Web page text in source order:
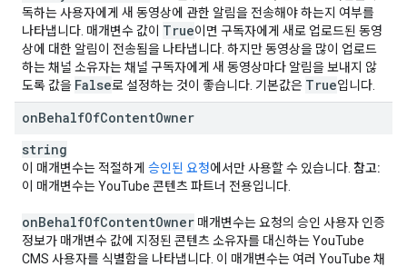
독하는 사용자에게 새 동영상에 관한 알림을 전송해야 하는지 여부를
나타냅니다. 매개변수 값이 True이면 구독자에게 새로 업로드된 동영
상에 대한 알림이 전송됨을 나타냅니다. 하지만 동영상을 많이 업로드
하는 채널 소유자는 채널 구독자에게 새 동영상마다 알림을 보내지 않
도록 값을 False로 설정하는 것이 좋습니다. 기본값은 True입니다.
onBehalfOfContentOwner
string
이 매개변수는 적절하게 승인된 요청에서만 사용할 수 있습니다. 참고:
이 매개변수는 YouTube 콘텐츠 파트너 전용입니다.
onBehalfOfContentOwner 매개변수는 요청의 승인 사용자 인증
정보가 매개변수 값에 지정된 콘텐츠 소유자를 대신하는 YouTube
CMS 사용자를 식별함을 나타냅니다. 이 매개변수는 여러 YouTube 채